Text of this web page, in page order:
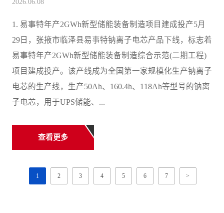
1. 易事特年产2GWh新型储能装备制造项目建成投产5月
29日，张掖市临泽县易事特钠离子电芯产品下线，标志着
易事特年产2GWh新型储能装备制造综合示范(二期工程)
项目建成投产。该产线成为全国第一家规模化生产钠离子
电芯的生产线，生产50Ah、160.4h、118Ah等型号的钠离
子电芯，用于UPS储能、...
查看更多
1 2 3 4 5 6 7 >